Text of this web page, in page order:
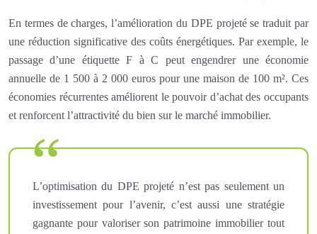
En termes de charges, l’amélioration du DPE projeté se traduit par
une réduction significative des coûts énergétiques. Par exemple, le
passage d’une étiquette F à C peut engendrer une économie
annuelle de 1 500 à 2 000 euros pour une maison de 100 m². Ces
économies récurrentes améliorent le pouvoir d’achat des occupants
et renforcent l’attractivité du bien sur le marché immobilier.
L’optimisation du DPE projeté n’est pas seulement un
investissement pour l’avenir, c’est aussi une stratégie
gagnante pour valoriser son patrimoine immobilier tout